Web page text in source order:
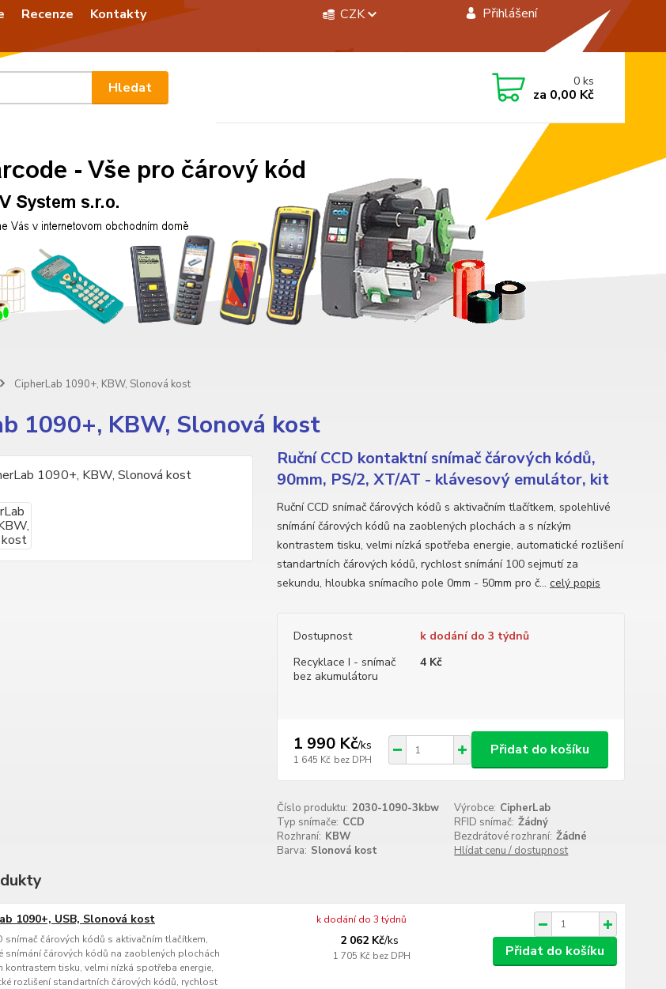
Recenze Kontakty CZK Přihlášení
Hledat 0ks
za 0,00 Kč
CipherLab 1090+, KBW, Slonová kost
1090+, KBW, Slonová kost
Ruční CCD kontaktní snímač čárových kódů,
90mm, PS/2, XT/AT - klávesový emulátor, kit
Ruční CCD snímač čárových kódů s aktivačním tlačítkem, spolehlivé
snímání čárových kódů na zaoblených plochách a s nízkým
kontrastem tisku, velmi nízká spotřeba energie, automatické rozlišení
standartních čárových kódů, rychlost snímání 100 sejmutí za
sekundu, hloubka snímacího pole 0mm - 50mm pro č... celý popis
Dostupnost
k dodání do 3 týdnů
Recyklace I - snímač
bez akumulátoru
4 Kč
1 990 Kč/ks
1 645 Kč bez DPH
Přidat do košíku
Číslo produktu: 2030-1090-3kbw Výrobce: CipherLab
Typ snímače: CCD RFID snímač: Žádný
Rozhraní: KBW Bezdrátové rozhraní: Žádné
Barva: Slonová kost Hlídat cenu / dostupnost
1090+, USB, Slonová kost
snímač čárových kódů s aktivačním tlačítkem,
snímání čárových kódů na zaoblených plochách
kontrastem tisku, velmi nízká spotřeba energie,
rozlišení standartních čárových kódů, rychlost
2 062 Kč/ks
1 705 Kč bez DPH
k dodání do 3 týdnů
Přidat do košíku